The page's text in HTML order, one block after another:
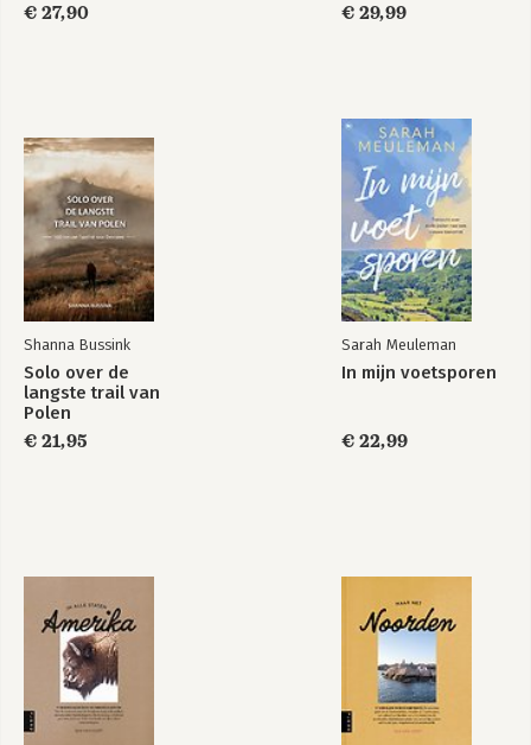
€ 27,90 € 29,99
Shanna Bussink
Solo over de
langste trail van
Polen
€ 21,95
Sarah Meuleman
In mijn voetsporen
€ 22,99